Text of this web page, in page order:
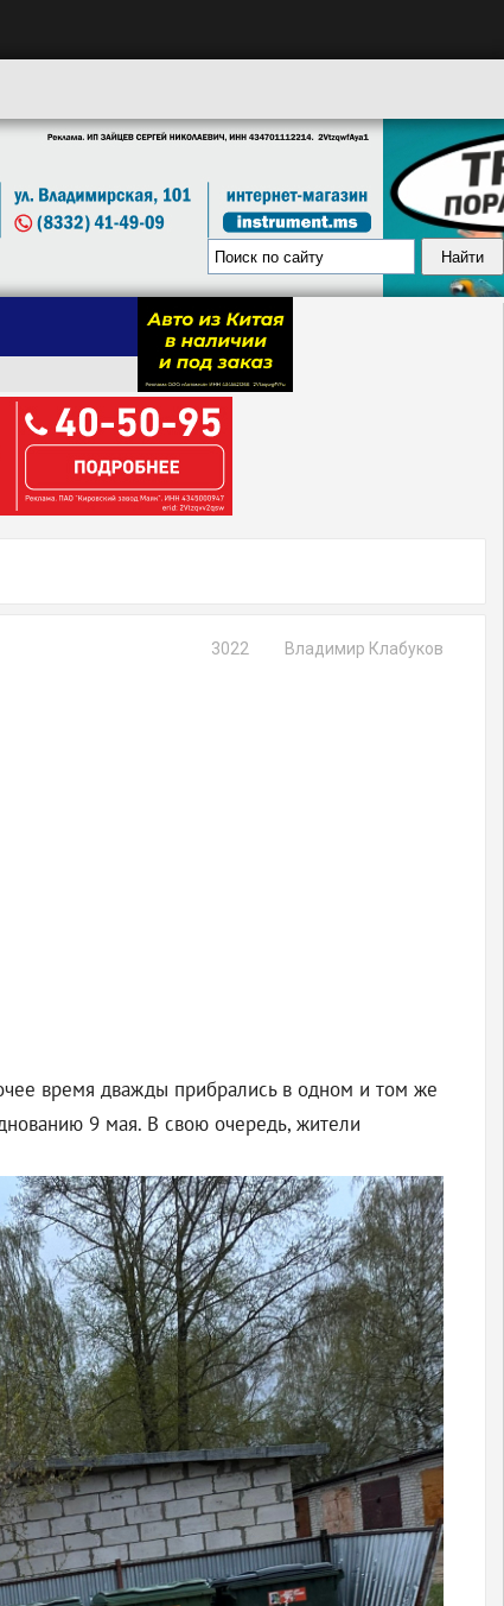
Владимир Клабуков
3022
время дважды прибрались в одном и том же
9 мая. В свою очередь, жители